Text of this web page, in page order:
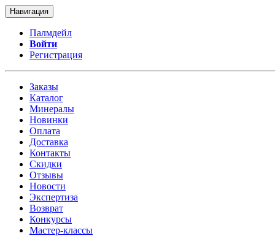
Навигация
Палмдейл
Войти
Регистрация
Заказы
Каталог
Минералы
Новинки
Оплата
Доставка
Контакты
Скидки
Отзывы
Новости
Экспертиза
Возврат
Конкурсы
Мастер-классы